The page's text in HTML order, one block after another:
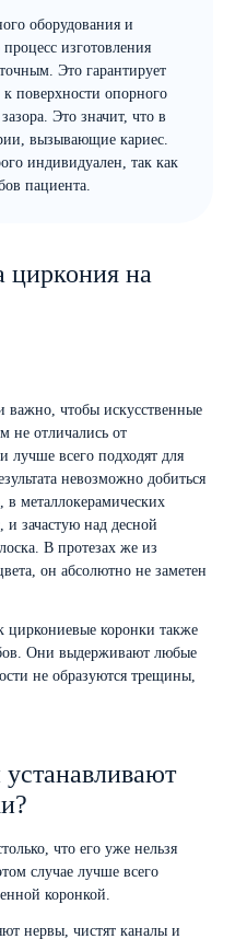
оборудования и
изготовления
Это гарантирует
поверхности опорного
Это значит, что в
вызывающие кариес.
индивидуален, так как
пациента.
циркония на
важно, чтобы искусственные
не отличались от
лучше всего подходят для
невозможно добиться
металлокерамических
и зачастую над десной
В протезах же из
он абсолютно не заметен
циркониевые коронки также
Они выдерживают любые
не образуются трещины,
что его уже нельзя
случае лучше всего
коронкой.
нервы, чистят каналы и